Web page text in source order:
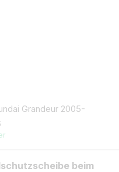
Grandeur 2005-
beim